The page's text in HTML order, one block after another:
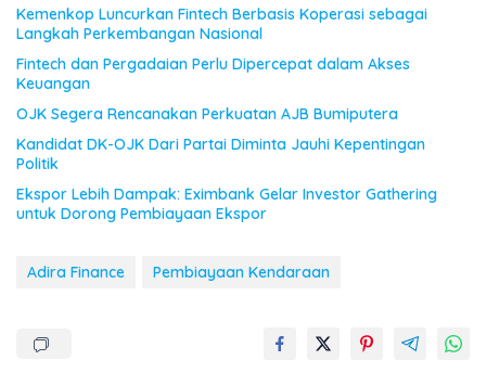
Kemenkop Luncurkan Fintech Berbasis Koperasi sebagai
Langkah Perkembangan Nasional
Fintech dan Pergadaian Perlu Dipercepat dalam Akses
Keuangan
OJK Segera Rencanakan Perkuatan AJB Bumiputera
Kandidat DK-OJK Dari Partai Diminta Jauhi Kepentingan
Politik
Ekspor Lebih Dampak: Eximbank Gelar Investor Gathering
untuk Dorong Pembiayaan Ekspor
Adira Finance Pembiayaan Kendaraan